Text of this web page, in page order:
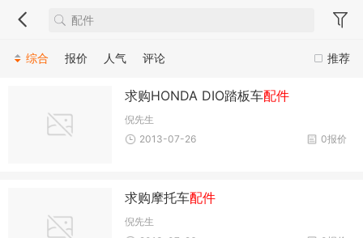
推荐
综合 报价 人气 评论
求购HONDA DIO踏板车配件
倪先生
0报价
2013-07-26
求购摩托车配件
倪先生